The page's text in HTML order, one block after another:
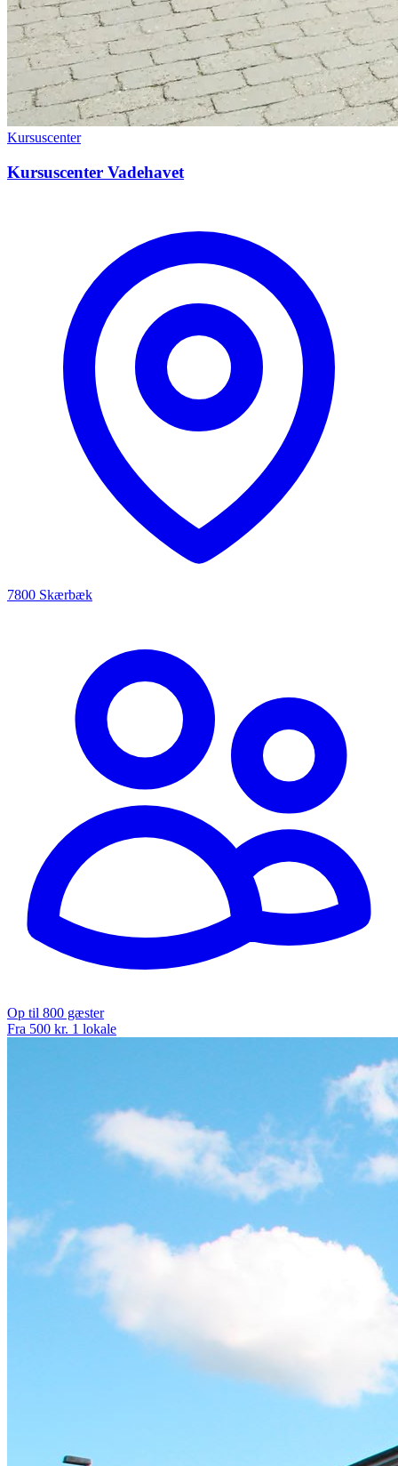
Kursuscenter
Kursuscenter Vadehavet
7800 Skærbæk
Op til 800 gæster
Fra 500 kr. 1 lokale